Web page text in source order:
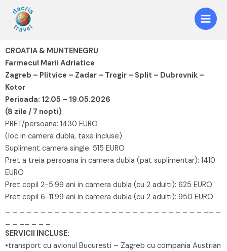
CROATIA & MUNTENEGRU
Farmecul Marii Adriatice
Zagreb – Plitvice – Zadar – Trogir – Split – Dubrovnik –
Kotor
Perioada: 12.05 – 19.05.2026
(8 zile / 7 nopti)
PRET/persoana: 1430 EURO
(loc in camera dubla, taxe incluse)
Supliment camera single: 515 EURO
Pret a treia persoana in camera dubla (pat suplimentar): 1410
EURO
Pret copil 2-5.99 ani in camera dubla (cu 2 adulti): 625 EURO
Pret copil 6-11.99 ani in camera dubla (cu 2 adulti): 950 EURO
SERVICII INCLUSE:
•transport cu avionul Bucuresti – Zagreb cu compania Austrian